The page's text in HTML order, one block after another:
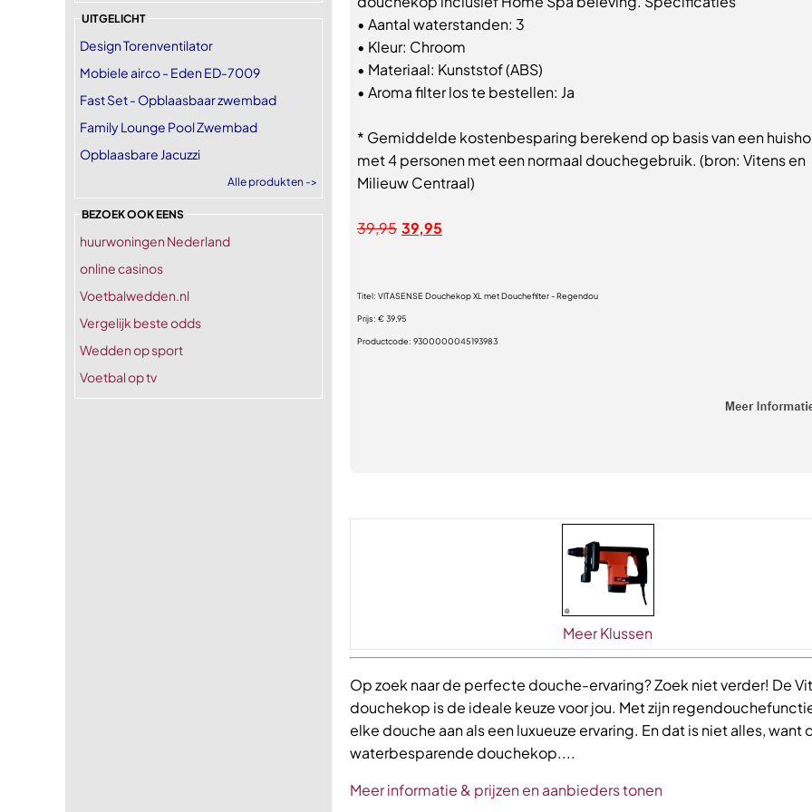
UITGELICHT
Design Torenventilator
Mobiele airco - Eden ED-7009
Fast Set - Opblaasbaar zwembad
Family Lounge Pool Zwembad
Opblaasbare Jacuzzi
Alle produkten ->
BEZOEK OOK EENS
huurwoningen Nederland
online casinos
Voetbalwedden.nl
Vergelijk beste odds
Wedden op sport
Voetbal op tv
• Aantal waterstanden: 3
• Kleur: Chroom
• Materiaal: Kunststof (ABS)
• Aroma filter los te bestellen: Ja
* Gemiddelde kostenbesparing berekend op basis van een
met 4 personen met een normaal douchegebruik. (bron: Vitens en
Milieuw Centraal)
39,95 39,95
Titel: VITASENSE Douchekop XL met Douchefilter - Regendou
Prijs: € 39,95
Productcode: 9300000045193983
Meer Klussen
Op zoek naar de perfecte douche-ervaring? Zoek niet verder! De
douchekop is de ideale keuze voor jou. Met zijn
elke douche aan als een luxueuze ervaring. En dat is niet alles, want
waterbesparende douchekop....
Meer informatie & prijzen en aanbieders tonen